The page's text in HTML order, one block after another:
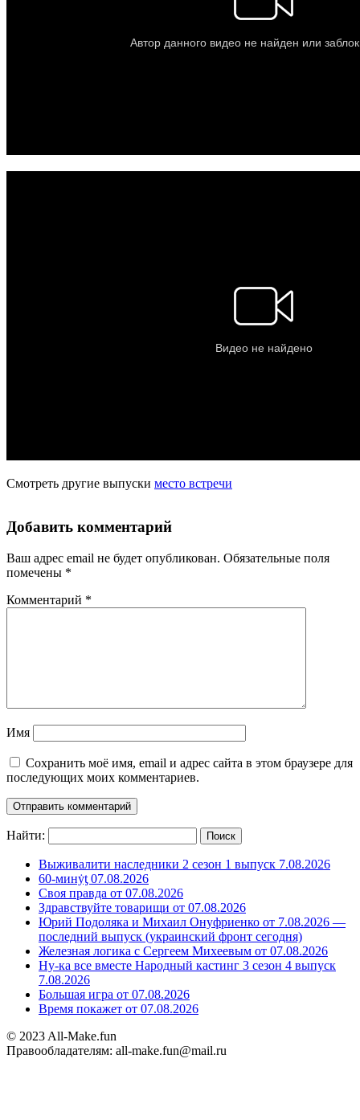
Смотреть другие выпуски место встречи
Добавить комментарий
Ваш адрес email не будет опубликован. Обязательные поля
помечены *
Комментарий *
Имя
Сохранить моё имя, email и адрес сайта в этом браузере для
последующих моих комментариев.
Найти:
Выживалити наследники 2 сезон 1 выпуск 7.08.2026
60-минẏƫ 07.08.2026
Своя правда от 07.08.2026
Здравствуйте товарищи от 07.08.2026
Юрий Подоляка и Михаил Онуфриенко от 7.08.2026 —
последний выпуск (украинский фронт сегодня)
Железная логика с Сергеем Михеевым от 07.08.2026
Ну-ка все вместе Народный кастинг 3 сезон 4 выпуск
7.08.2026
Большая игра от 07.08.2026
Время покажет от 07.08.2026
© 2023 All-Make.fun
Правообладателям: all-make.fun@mail.ru